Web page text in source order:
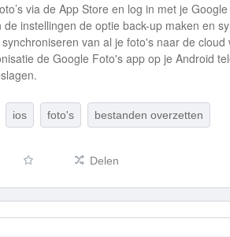
via de App Store en log in met je
instellingen de optie back-up maken en
van al je foto's naar de cloud
de Google Foto's app op je Android
ios foto's bestanden overzetten
Delen